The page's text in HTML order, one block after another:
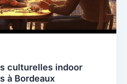
culturelles indoor
à Bordeaux